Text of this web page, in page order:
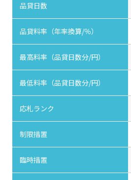
品貸日数
品貸料率（年率換算/％）
最高料率（品貸日数分/円）
最低料率（品貸日数分/円）
応札ランク
制限措置
臨時措置